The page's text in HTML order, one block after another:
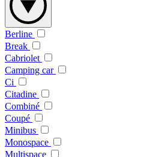
Berline
Break
Cabriolet
Camping car
Ci
Citadine
Combiné
Coupé
Minibus
Monospace
Multispace